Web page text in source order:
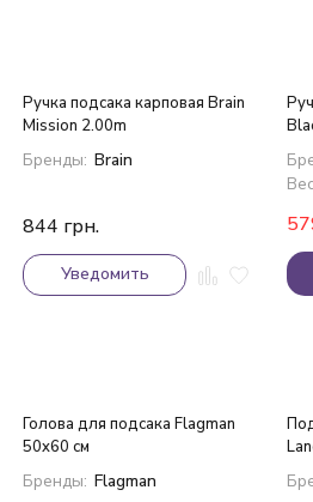
Ручка подсака карповая Brain
Mission 2.00m
Бренды: Brain
844 грн.
Уведомить
Голова для подсака Flagman
50x60 см
Бренды: Flagman